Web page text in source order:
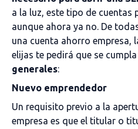
a la luz, este tipo de cuentas
aunque ahora ya no. De
una cuenta ahorro empresa,
elijas te pedirá que se
generales:
Nuevo emprendedor
Un requisito previo a la
empresa es que el titular o